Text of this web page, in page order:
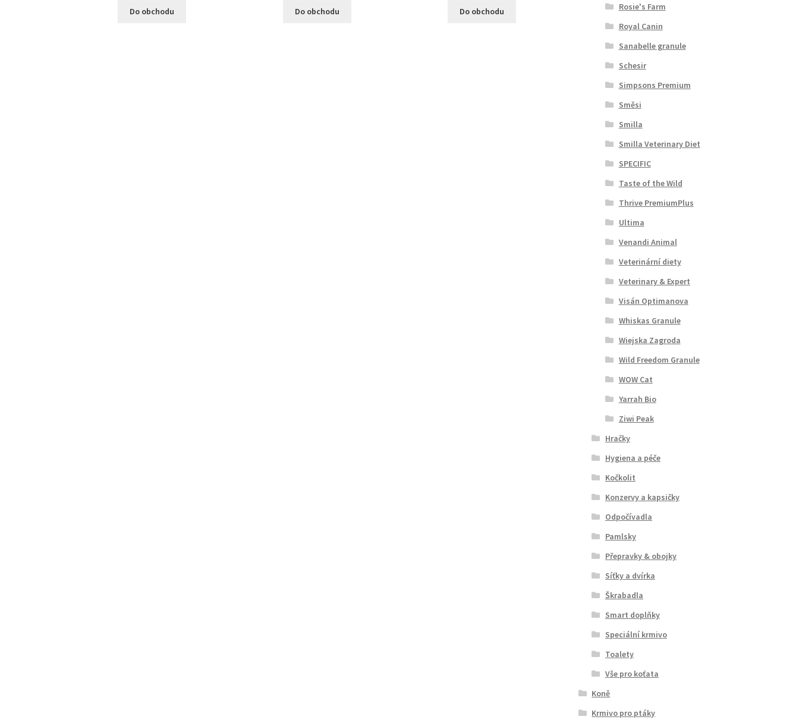
Do obchodu Do obchodu Do obchodu
Rosie's Farm
Royal Canin
Sanabelle granule
Schesir
Simpsons Premium
Směsi
Smilla
Smilla Veterinary Diet
SPECIFIC
Taste of the Wild
Thrive PremiumPlus
Ultima
Venandi Animal
Veterinární diety
Veterinary & Expert
Visán Optimanova
Whiskas Granule
Wiejska Zagroda
Wild Freedom Granule
WOW Cat
Yarrah Bio
Ziwi Peak
Hračky
Hygiena a péče
Kočkolit
Konzervy a kapsičky
Odpočívadla
Pamlsky
Přepravky & obojky
Síťky a dvírka
Škrabadla
Smart doplňky
Speciální krmivo
Toalety
Vše pro koťata
Koně
Krmivo pro ptáky